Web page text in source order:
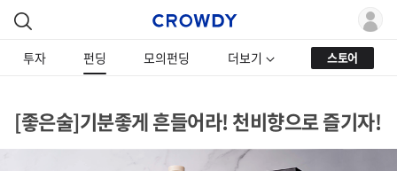
투자 펀딩 모의펀딩 더보기 스토어
[좋은술]기분좋게 흔들어라! 천비향으로 즐기자!